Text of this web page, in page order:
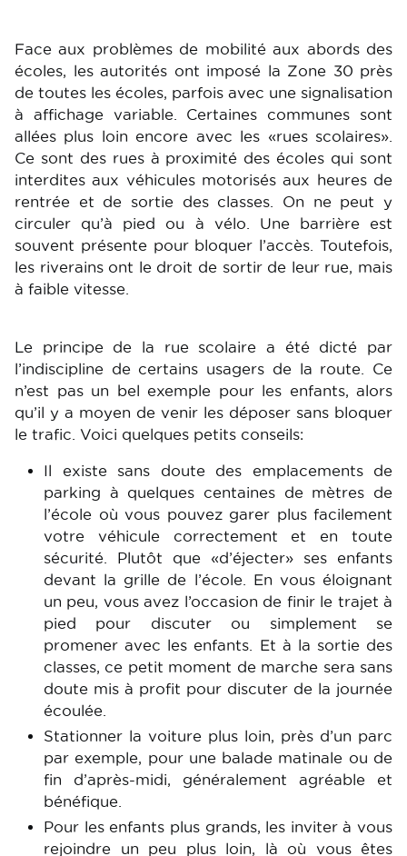
Face aux problèmes de mobilité aux abords des
écoles, les autorités ont imposé la Zone 30 près
de toutes les écoles, parfois avec une signalisation
à affichage variable. Certaines communes sont
allées plus loin encore avec les «rues scolaires».
Ce sont des rues à proximité des écoles qui sont
interdites aux véhicules motorisés aux heures de
rentrée et de sortie des classes. On ne peut y
circuler qu’à pied ou à vélo. Une barrière est
souvent présente pour bloquer l’accès. Toutefois,
les riverains ont le droit de sortir de leur rue, mais
à faible vitesse.
Le principe de la rue scolaire a été dicté par
l’indiscipline de certains usagers de la route. Ce
n’est pas un bel exemple pour les enfants, alors
qu’il y a moyen de venir les déposer sans bloquer
le trafic. Voici quelques petits conseils:
Il existe sans doute des emplacements de
parking à quelques centaines de mètres de
l’école où vous pouvez garer plus facilement
votre véhicule correctement et en toute
sécurité. Plutôt que «d’éjecter» ses enfants
devant la grille de l’école. En vous éloignant
un peu, vous avez l’occasion de finir le trajet à
pied pour discuter ou simplement se
promener avec les enfants. Et à la sortie des
classes, ce petit moment de marche sera sans
doute mis à profit pour discuter de la journée
écoulée.
Stationner la voiture plus loin, près d’un parc
par exemple, pour une balade matinale ou de
fin d’après-midi, généralement agréable et
bénéfique.
Pour les enfants plus grands, les inviter à vous
rejoindre un peu plus loin, là où vous êtes